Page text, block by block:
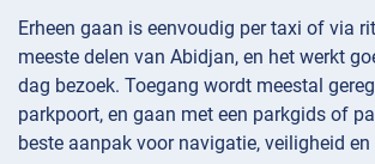
Erheen gaan is eenvoudig per taxi of via
meeste delen van Abidjan, en het werkt
dag bezoek. Toegang wordt meestal
parkpoort, en gaan met een parkgids of
beste aanpak voor navigatie, veiligheid